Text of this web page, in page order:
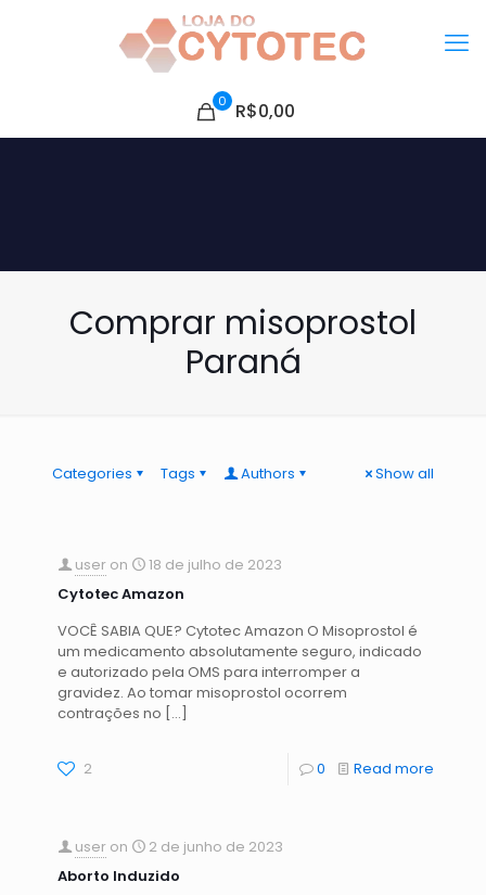
0 R$0,00
Comprar misoprostol
Paraná
Categories Tags Authors Show all
user on
18 de julho de 2023
Cytotec Amazon
VOCÊ SABIA QUE? Cytotec Amazon O Misoprostol é
um medicamento absolutamente seguro, indicado
e autorizado pela OMS para interromper a
gravidez. Ao tomar misoprostol ocorrem
contrações no […]
2 0 Read more
user on
2 de junho de 2023
Aborto Induzido